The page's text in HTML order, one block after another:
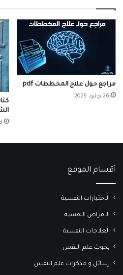
مراجع حول علاج المخططات pdf
26 يوليو، 2025
18
أقسام الموقع
الاختبارات النفسية
الامراض النفسية
العلاجات النفسية
بحوث علم النفس
رسائل و مذكرات علم النفس